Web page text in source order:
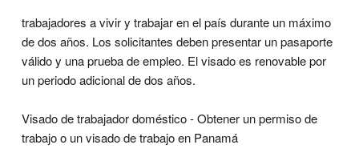
trabajadores a vivir y trabajar en el país durante un máximo
de dos años. Los solicitantes deben presentar un pasaporte
válido y una prueba de empleo. El visado es renovable por
un periodo adicional de dos años.
Visado de trabajador doméstico - Obtener un permiso de
trabajo o un visado de trabajo en Panamá